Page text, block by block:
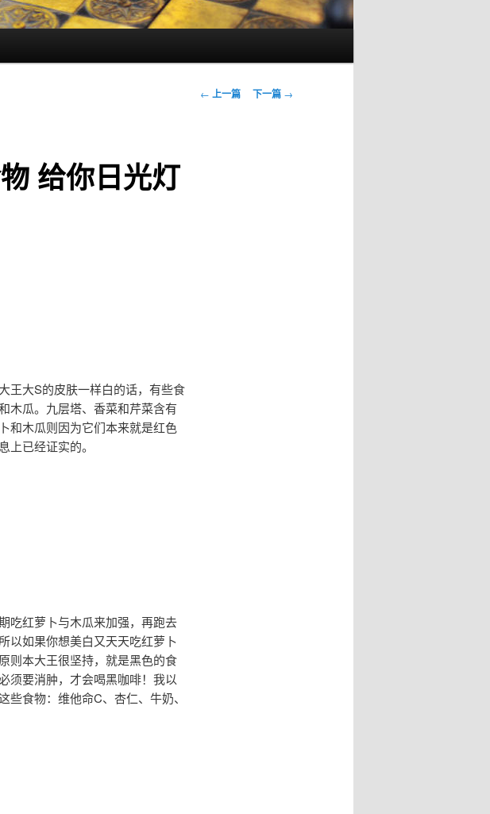
文
← 上一篇 下一篇 →
给你日光灯
王大S的皮肤一样白的话，有些食
木瓜。九层塔、香菜和芹菜含有
和木瓜则因为它们本来就是红色
已经证实的。
吃红萝卜与木瓜来加强，再跑去
以如果你想美白又天天吃红萝卜
则本大王很坚持，就是黑色的食
须要消肿，才会喝黑咖啡！我以
食物：维他命C、杏仁、牛奶、